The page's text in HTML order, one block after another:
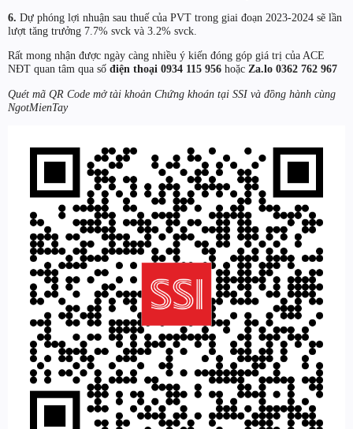
6. Dự phóng lợi nhuận sau thuế của PVT trong giai đoạn 2023-2024 sẽ lần
lượt tăng trưởng 7.7% svck và 3.2% svck.
Rất mong nhận được ngày càng nhiều ý kiến đóng góp giá trị của ACE
NĐT quan tâm qua số điện thoại 0934 115 956 hoặc Za.lo 0362 762 967
Quét mã QR Code mở tài khoản Chứng khoán tại SSI và đồng hành cùng
NgotMienTay